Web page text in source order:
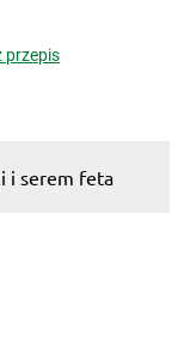
przepis
i serem feta